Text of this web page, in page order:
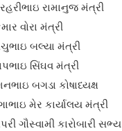
રામાનુજ મંત્રી
વોરા મંત્રી
બલ્યા મંત્રી
સિંઘવ મંત્રી
બગડા કોષાધ્યક્ષ
મેર કાર્યાલય મંત્રી
ગૌસ્વામી કારોબારી સભ્ય